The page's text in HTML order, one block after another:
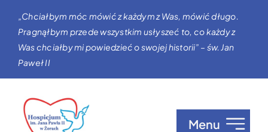
zawartości
„Chciałbym móc mówić z każdym z Was, mówić długo.
Pragnąłbym przede wszystkim usłyszeć to, co każdy z
Was chciałby mi powiedzieć o swojej historii” – św. Jan
Paweł II
Menu